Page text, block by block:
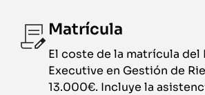
Matrícula
El coste de la matrícula del
Executive en Gestión de
13.000€. Incluye la